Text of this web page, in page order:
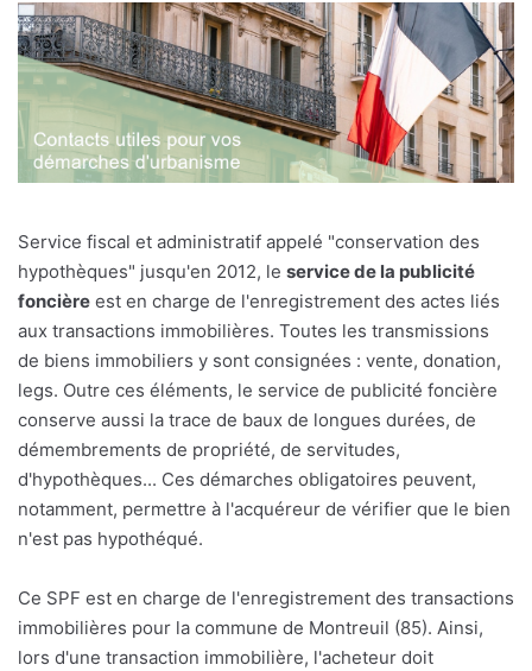
Service fiscal et administratif appelé "conservation des
hypothèques" jusqu'en 2012, le service de la publicité
foncière est en charge de l'enregistrement des actes liés
aux transactions immobilières. Toutes les transmissions
de biens immobiliers y sont consignées : vente, donation,
legs. Outre ces éléments, le service de publicité foncière
conserve aussi la trace de baux de longues durées, de
démembrements de propriété, de servitudes,
d'hypothèques... Ces démarches obligatoires peuvent,
notamment, permettre à l'acquéreur de vérifier que le bien
n'est pas hypothéqué.
Ce SPF est en charge de l'enregistrement des transactions
immobilières pour la commune de Montreuil (85). Ainsi,
lors d'une transaction immobilière, l'acheteur doit